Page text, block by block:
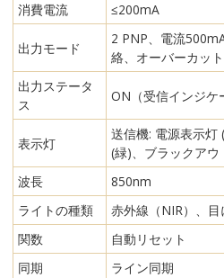
消費電流 ≤200mA
出力モード
2 PNP、電流
絡、オーバーカッ
出力ステータ
ス
ON（受信インジケ
表示灯
送信機: 電源表示灯
(緑)、ブラックアウ
波長
850nm
ライトの種類
赤外線（NIR）、
関数
自動リセット
同期
ライン同期